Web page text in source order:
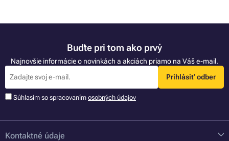
Buďte pri tom ako prvý
Najnovšie informácie o novinkách a akciách priamo na Váš e-mail.
Prihlásiť odber
Súhlasím so spracovaním osobných údajov
Kontaktné údaje